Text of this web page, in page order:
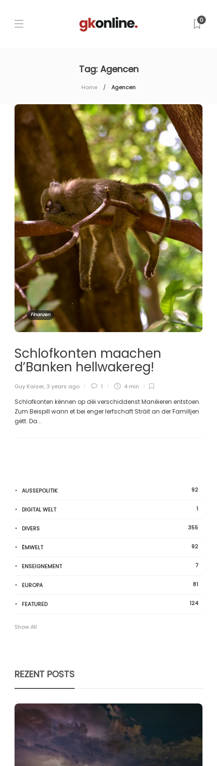
0
Tag: Agencen
Home Agencen
Finanzen
Schlofkonten maachen
d’Banken hellwakereg!
Guy Kaiser, 3 years ago 1 4 min
Schlofkonten kënnen op déi verschiddenst Manéieren entstoen.
Zum Beispill wann et bei enger Ierfschaft Sträit an der Familljen
gëtt. Da...
AUSSEPOLITIK 92
DIGITAL WELT 1
DIVERS 355
ËMWELT 92
ENSEIGNEMENT 7
EUROPA 81
FEATURED 124
Show All
REZENT POSTS